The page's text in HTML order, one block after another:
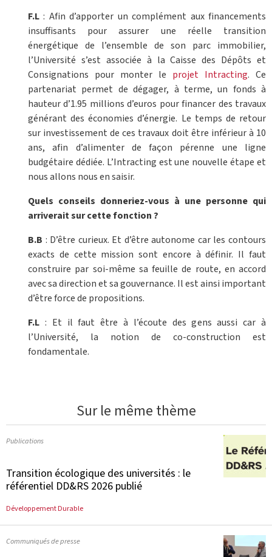
F.L : Afin d’apporter un complément aux financements
insuffisants pour assurer une réelle transition
énergétique de l’ensemble de son parc immobilier,
l’Université s’est associée à la Caisse des Dépôts et
Consignations pour monter le projet Intracting. Ce
partenariat permet de dégager, à terme, un fonds à
hauteur d’1.95 millions d’euros pour financer des travaux
générant des économies d’énergie. Le temps de retour
sur investissement de ces travaux doit être inférieur à 10
ans, afin d’alimenter de façon pérenne une ligne
budgétaire dédiée. L’Intracting est une nouvelle étape et
nous allons nous en saisir.
Quels conseils donneriez-vous à une personne qui
arriverait sur cette fonction ?
B.B : D’être curieux. Et d’être autonome car les contours
exacts de cette mission sont encore à définir. Il faut
construire par soi-même sa feuille de route, en accord
avec sa direction et sa gouvernance. Il est ainsi important
d’être force de propositions.
F.L : Et il faut être à l’écoute des gens aussi car à
l’Université, la notion de co-construction est
fondamentale.
Sur le même thème
Publications
Transition écologique des universités : le
référentiel DD&RS 2026 publié
Développement Durable
Communiqués de presse